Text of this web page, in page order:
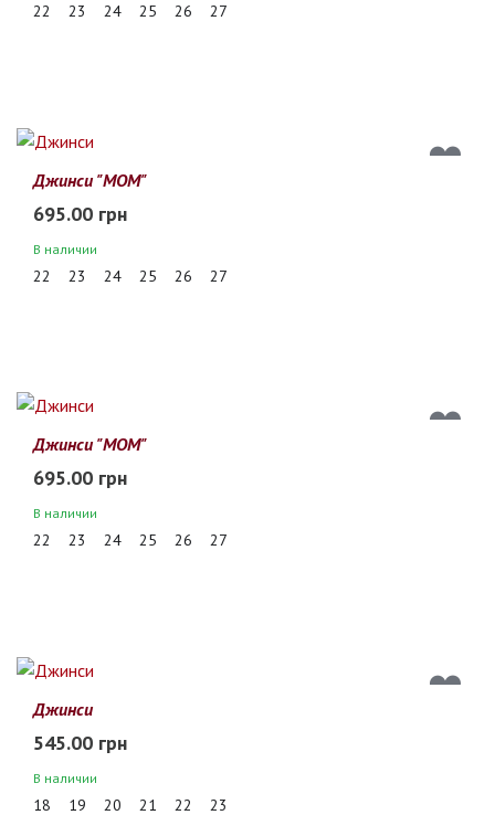
22 23 24 25 26 27
Джинси "МОМ"
695.00 грн
В наличии
22 23 24 25 26 27
Джинси "МОМ"
695.00 грн
В наличии
22 23 24 25 26 27
Джинси
545.00 грн
В наличии
18 19 20 21 22 23